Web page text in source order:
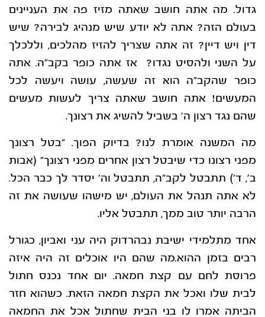
גדול. מה אתה חושב שאתה מזיז פה את העניינים
בעולם הזה? אתה לא יודע שיש מנהיג לבירה? שיש
דין ויש דיין? זה אתה שצריך להזיז מהלכים, וללכלך
על השני ולהסיט נגדו? אז אתה כופר בקב”ה. אתה
כופר שהקב”ה הוא זה שעשה, עושה ויעשה לכל
המעשים! אתה חושב שאתה צריך לעשות מעשים
שהם נגד רצון ה’ בשביל להשיג את רצונך.
מה המשנה אומרת לנו? בדיוק הפוך. “בטל רצונך
מפני רצונו כדי שיבטל רצון אחרים מפני רצונך” (אבות
ב’, ד’) תתבטל לקב”ה, תתבטל וה’ יסדר לך כבר הכל.
לא אתה תנהל את העולם, יש מישהו שעושה את זה
הרבה יותר טוב ממך, תתבטל אליו.
אחד מתלמידי ישיבת נבהרדוק היה עני ואביון, כגורל
רבים בזמן ההוא.מה שהם היו אוכלים זה היה איזה
פרוסת לחם עם קצת חמאה. יום אחד נכנס חתול
לבית שלו ואכל את הקצת חמאה הזאת. כשהוא חזר
הביתה אמרו לו בני הבית שחתול אכל את החמאה